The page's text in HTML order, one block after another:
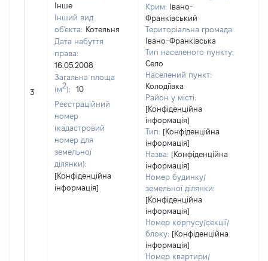
3
Інше
Інший вид
об'єкта: Котельня
Дата набуття
права:
16.05.2008
Загальна площа
(м2):
10
Реєстраційний
номер
(кадастровий
номер для
земельної
ділянки):
[Конфіденційна
інформація]
Крим:
Івано-
Франківський
Територіальна громада:
Івано-Франківська
Тип населеного пункту:
Село
Населений пункт:
Колодіївка
Район у місті:
[Конфіденційна
інформація]
Тип: [Конфіденційна
інформація]
Назва: [Конфіденційна
інформація]
Номер будинку/
земельної ділянки:
[Конфіденційна
інформація]
Номер корпусу/секції/
блоку: [Конфіденційна
інформація]
Номер квартири/